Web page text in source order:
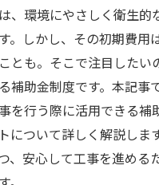
、環境にやさしく衛生的
。しかし、その初期費用
とも。そこで注目したい
補助金制度です。本記事
を行う際に活用できる補
について詳しく解説しま
、安心して工事を進める